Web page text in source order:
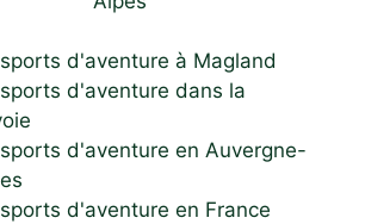
d'aventure à Magland
d'aventure dans la
d'aventure en Auvergne-
d'aventure en France